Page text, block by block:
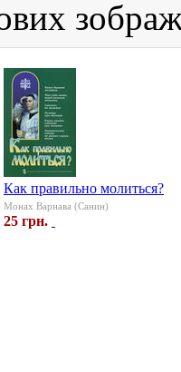
Как правильно молиться?
Монах Варнава (Санин)
25 грн.